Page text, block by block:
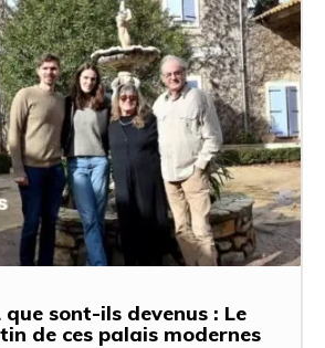
que sont-ils devenus : Le
de ces palais modernes